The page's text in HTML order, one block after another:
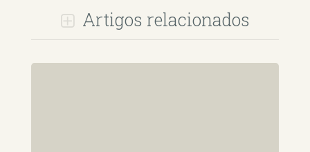
Artigos relacionados